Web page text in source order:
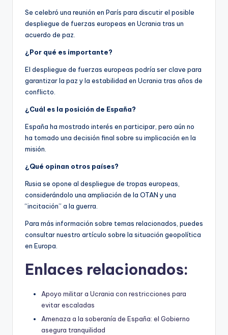
Se celebró una reunión en París para discutir el posible
despliegue de fuerzas europeas en Ucrania tras un
acuerdo de paz.
¿Por qué es importante?
El despliegue de fuerzas europeas podría ser clave para
garantizar la paz y la estabilidad en Ucrania tras años de
conflicto.
¿Cuál es la posición de España?
España ha mostrado interés en participar, pero aún no
ha tomado una decisión final sobre su implicación en la
misión.
¿Qué opinan otros países?
Rusia se opone al despliegue de tropas europeas,
considerándolo una ampliación de la OTAN y una
“incitación” a la guerra.
Para más información sobre temas relacionados, puedes
consultar nuestro artículo sobre la situación geopolítica
en Europa.
Enlaces relacionados:
Apoyo militar a Ucrania con restricciones para
evitar escaladas
Amenaza a la soberanía de España: el Gobierno
asegura tranquilidad